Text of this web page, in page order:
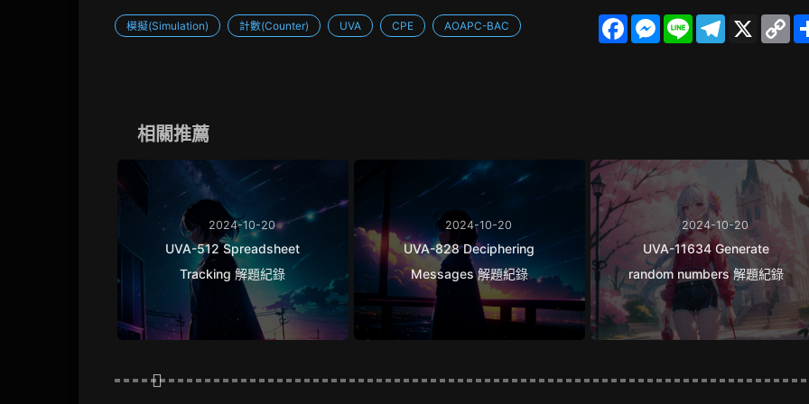
模擬(Simulation) 計數(Counter) UVA CPE AOAPC-BAC
F
M
L
T
X
C
相關推薦
2024-10-20
UVA-512 Spreadsheet
Tracking 解題紀錄
2024-10-20
UVA-828 Deciphering
Messages 解題紀錄
2024-10-20
UVA-11634 Generate
random numbers 解題紀錄